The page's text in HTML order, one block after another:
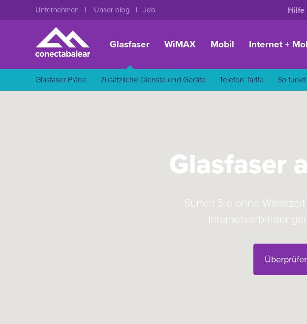
Unternehmen Unser blog Job Hilfe
Glasfaser WiMAX Mobil Internet +
Glasfaser Pläne Zusätzliche Dienste und Geräte Telefon Tarife So
Glasfaser
Surfen Sie ohne